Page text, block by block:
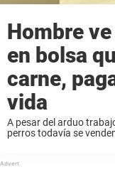
Hombre
en bolsa
carne,
vida
A pesar del arduo
perros todavía se